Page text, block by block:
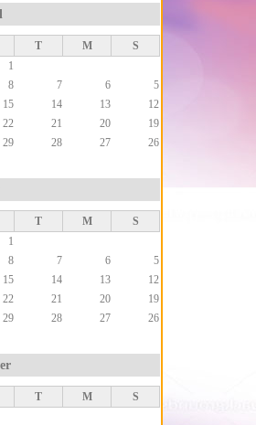
S
M
T
1
5
6
7
8
12
13
14
15
19
20
21
22
26
27
28
29
S
M
T
1
5
6
7
8
12
13
14
15
19
20
21
22
26
27
28
29
S
M
T